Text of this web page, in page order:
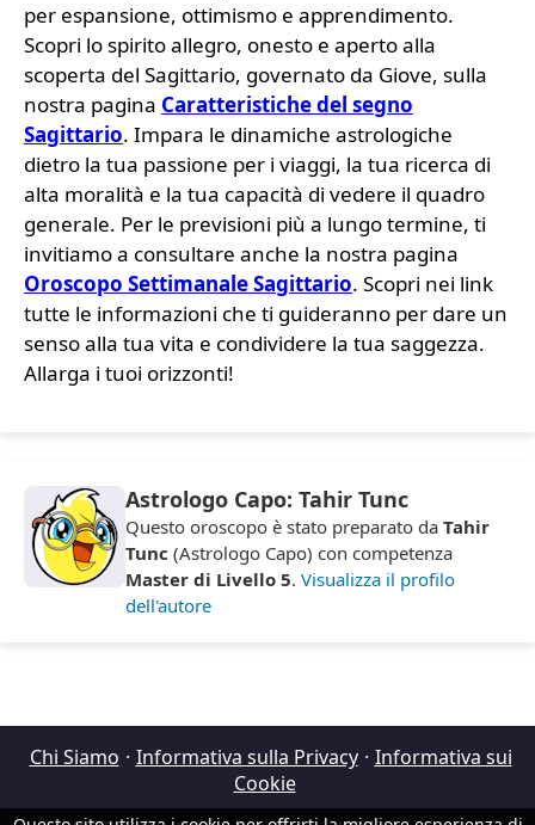
per espansione, ottimismo e apprendimento.
Scopri lo spirito allegro, onesto e aperto alla
scoperta del Sagittario, governato da Giove, sulla
nostra pagina Caratteristiche del segno
Sagittario. Impara le dinamiche astrologiche
dietro la tua passione per i viaggi, la tua ricerca di
alta moralità e la tua capacità di vedere il quadro
generale. Per le previsioni più a lungo termine, ti
invitiamo a consultare anche la nostra pagina
Oroscopo Settimanale Sagittario. Scopri nei link
tutte le informazioni che ti guideranno per dare un
senso alla tua vita e condividere la tua saggezza.
Allarga i tuoi orizzonti!
Astrologo Capo: Tahir Tunc
Questo oroscopo è stato preparato da Tahir
Tunc (Astrologo Capo) con competenza
Master di Livello 5. Visualizza il profilo
dell'autore
Chi Siamo · Informativa sulla Privacy · Informativa sui
Cookie